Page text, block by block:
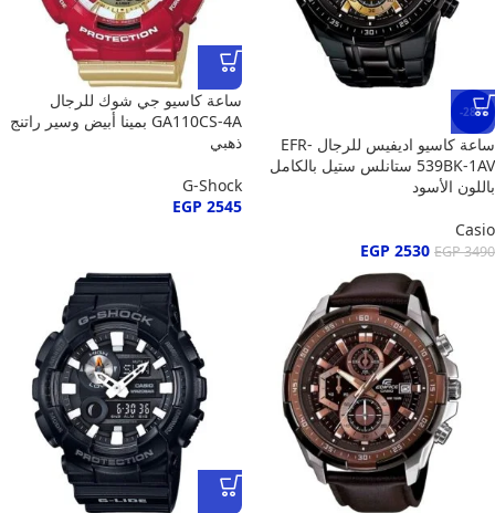
-28%
ساعة كاسيو اديفيس للرجال EFR-
539BK-1AV ستانلس ستيل بالكامل
باللون الأسود
Casio
EGP3490
EGP 2530
ساعة كاسيو جي شوك للرجال
GA110CS-4A بمينا أبيض وسير راتنج
ذهبي
G-Shock
EGP 2545